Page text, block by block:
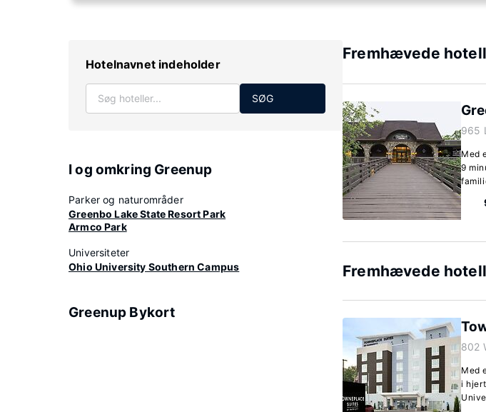
Hotelnavnet indeholder
SØG
I og omkring Greenup
Parker og naturområder
Greenbo Lake State Resort Park
Armco Park
Universiteter
Ohio University Southern Campus
Greenup Bykort
Fremhævede
965
Med
9
Fremhævede
802
Med
i